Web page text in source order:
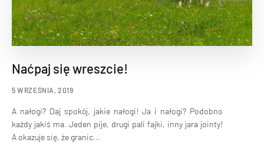
Naćpaj się wreszcie!
5 WRZEŚNIA, 2019
A nałogi? Daj spokój, jakie nałogi! Ja i nałogi? Podobno
każdy jakiś ma. Jeden pije, drugi pali fajki, inny jara jointy!
A okazuje się, że granic...